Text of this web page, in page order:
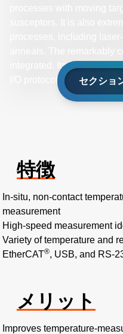
integrated. Its flexible
I/O protocols.
セクショ
特徴
In-situ, non-contact
measurement
High-speed measurement
Variety of temperature and
EtherCAT®, USB, and RS-
メリット
Improves temperature-